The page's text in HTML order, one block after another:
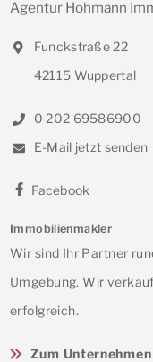
Agentur Hohmann
Funckstraße 22
42115 Wuppertal
0 202 69586900
E-Mail jetzt senden
Facebook
Immobilienmakler
Wir sind Ihr Partner
Umgebung. Wir
erfolgreich.
Zum Unternehmen